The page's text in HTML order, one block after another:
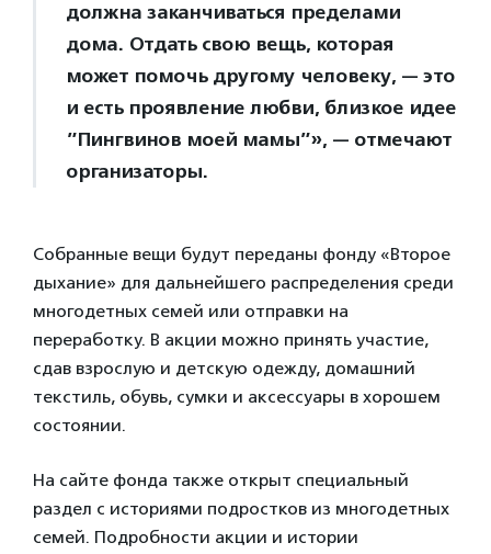
должна заканчиваться пределами
дома. Отдать свою вещь, которая
может помочь другому человеку, — это
и есть проявление любви, близкое идее
”Пингвинов моей мамы”», — отмечают
организаторы.
Собранные вещи будут переданы фонду «Второе
дыхание» для дальнейшего распределения среди
многодетных семей или отправки на
переработку. В акции можно принять участие,
сдав взрослую и детскую одежду, домашний
текстиль, обувь, сумки и аксессуары в хорошем
состоянии.
На сайте фонда также открыт специальный
раздел с историями подростков из многодетных
семей. Подробности акции и истории